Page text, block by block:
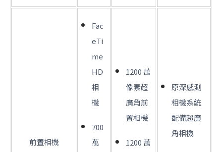
前置相機
Fac
eTi
me
HD
相
機
700
萬
1200 萬
像素超
廣角前
置相機
1200 萬
原深感測
相機系統
配備超廣
角相機